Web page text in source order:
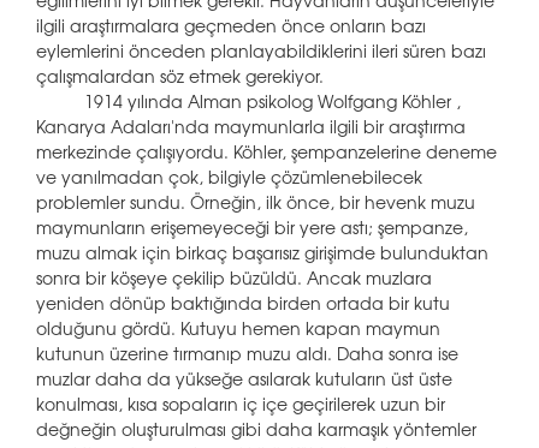
ilgili araştırmalara geçmeden önce onların bazı
eylemlerini önceden planlayabildiklerini ileri süren bazı
çalışmalardan söz etmek gerekiyor.
1914 yılında Alman psikolog Wolfgang Köhler ,
Kanarya Adaları'nda maymunlarla ilgili bir araştırma
merkezinde çalışıyordu. Köhler, şempanzelerine deneme
ve yanılmadan çok, bilgiyle çözümlenebilecek
problemler sundu. Örneğin, ilk önce, bir hevenk muzu
maymunların erişemeyeceği bir yere astı; şempanze,
muzu almak için birkaç başarısız girişimde bulunduktan
sonra bir köşeye çekilip büzüldü. Ancak muzlara
yeniden dönüp baktığında birden ortada bir kutu
olduğunu gördü. Kutuyu hemen kapan maymun
kutunun üzerine tırmanıp muzu aldı. Daha sonra ise
muzlar daha da yükseğe asılarak kutuların üst üste
konulması, kısa sopaların iç içe geçirilerek uzun bir
değneğin oluşturulması gibi daha karmaşık yöntemler